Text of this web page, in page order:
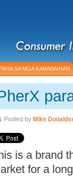
SA MGA KABABAIHAN
Posted by Mike
is a brand
for a